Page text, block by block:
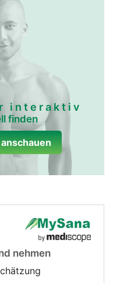
interaktiv
finden
nehmen